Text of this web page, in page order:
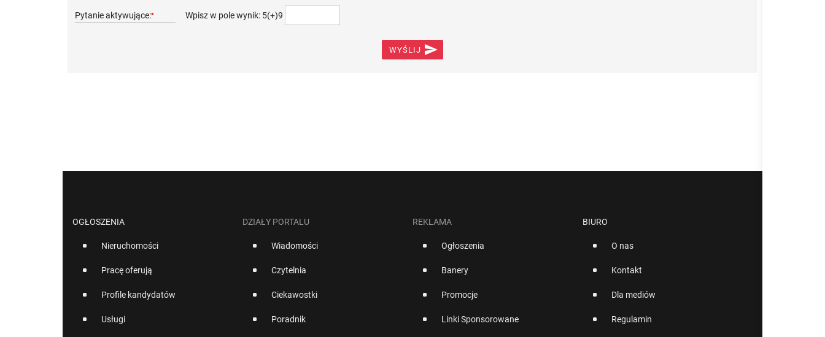
Pytanie aktywujące:* Wpisz w pole wynik: 5(+)9
WYŚLIJ 
OGŁOSZENIA
Nieruchomości
Pracę oferują
Profile kandydatów
Usługi
DZIAŁY PORTALU
Wiadomości
Czytelnia
Ciekawostki
Poradnik
REKLAMA
Ogłoszenia
Banery
Promocje
Linki Sponsorowane
BIURO
O nas
Kontakt
Dla mediów
Regulamin